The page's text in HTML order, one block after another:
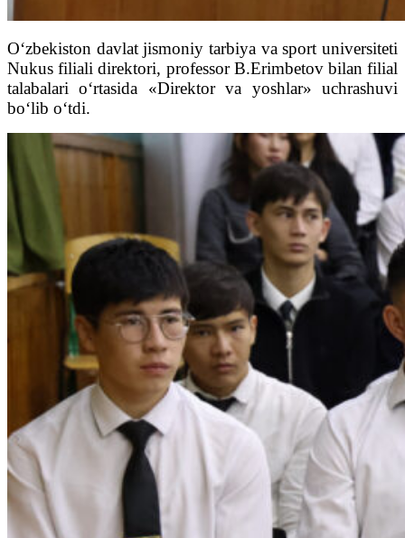
O‘zbekiston davlat jismoniy tarbiya va sport universiteti
Nukus filiali direktori, professor B.Erimbetov bilan filial
talabalari o‘rtasida «Direktor va yoshlar» uchrashuvi
bo‘lib o‘tdi.